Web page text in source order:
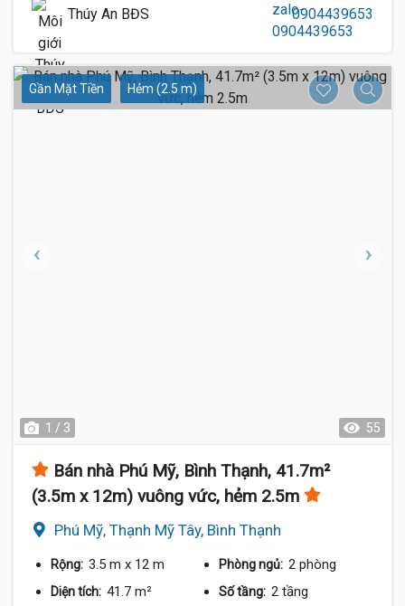
Thúy An BĐS 0904439653
Gần Mặt Tiền Hẻm (2.5 m)
1 / 3 55
Bán nhà Phú Mỹ, Bình Thạnh, 41.7m²
(3.5m x 12m) vuông vức, hẻm 2.5m
Phú Mỹ, Thạnh Mỹ Tây, Bình Thạnh
Rộng: 3.5 m x 12 m Phòng ngủ: 2 phòng
Diện tích: 41.7 m² Số tầng: 2 tầng